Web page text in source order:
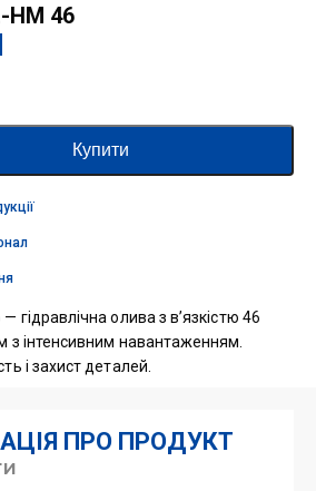
HM 46
Купити
гідравлічна олива з в’язкістю 46
з інтенсивним навантаженням.
і захист деталей.
ПРО ПРОДУКТ